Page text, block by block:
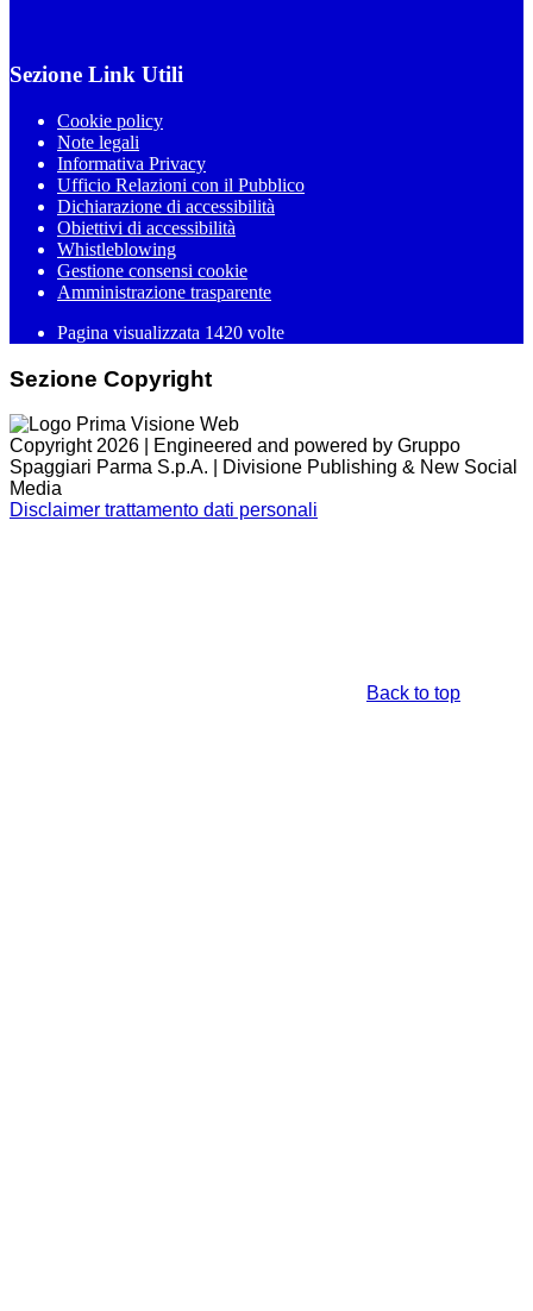
Sezione Link Utili
Cookie policy
Note legali
Informativa Privacy
Ufficio Relazioni con il Pubblico
Dichiarazione di accessibilità
Obiettivi di accessibilità
Whistleblowing
Gestione consensi cookie
Amministrazione trasparente
Pagina visualizzata 1420 volte
Sezione Copyright
Copyright 2026 | Engineered and powered by Gruppo
Spaggiari Parma S.p.A. | Divisione Publishing & New Social
Media
Disclaimer trattamento dati personali
Back to top